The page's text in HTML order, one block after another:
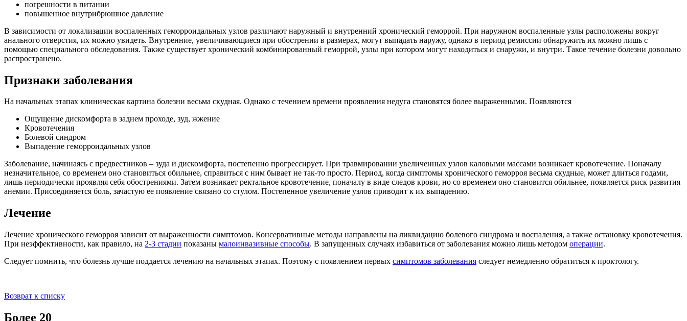
погрешности в питании
повышенное внутрибрюшное давление
В зависимости от локализации воспаленных геморроидальных узлов различают наружный и внутренний хронический геморрой. При наружном воспаленные узлы расположены вокруг
анального отверстия, их можно увидеть. Внутренние, увеличивающиеся при обострении в размерах, могут выпадать наружу, однако в период ремиссии обнаружить их можно лишь с
помощью специального обследования. Также существует хронический комбинированный геморрой, узлы при котором могут находиться и снаружи, и внутри. Такое течение болезни довольно
распространено.
Признаки заболевания
На начальных этапах клиническая картина болезни весьма скудная. Однако с течением времени проявления недуга становятся более выраженными. Появляются
Ощущение дискомфорта в заднем проходе, зуд, жжение
Кровотечения
Болевой синдром
Выпадение геморроидальных узлов
Заболевание, начинаясь с предвестников – зуда и дискомфорта, постепенно прогрессирует. При травмировании увеличенных узлов каловыми массами возникает кровотечение. Поначалу
незначительное, со временем оно становиться обильнее, справиться с ним бывает не так-то просто. Период, когда симптомы хронического геморроя весьма скудные, может длиться годами,
лишь периодически проявляя себя обострениями. Затем возникает ректальное кровотечение, поначалу в виде следов крови, но со временем оно становится обильнее, появляется риск развития
анемии. Присоединяется боль, зачастую ее появление связано со стулом. Постепенное увеличение узлов приводит к их выпадению.
Лечение
Лечение хронического геморроя зависит от выраженности симптомов. Консервативные методы направлены на ликвидацию болевого синдрома и воспаления, а также остановку кровотечения.
При неэффективности, как правило, на 2-3 стадии показаны малоинвазивные способы. В запущенных случаях избавиться от заболевания можно лишь методом операции.
Следует помнить, что болезнь лучше поддается лечению на начальных этапах. Поэтому с появлением первых симптомов заболевания следует немедленно обратиться к проктологу.
Возврат к списку
Более 20